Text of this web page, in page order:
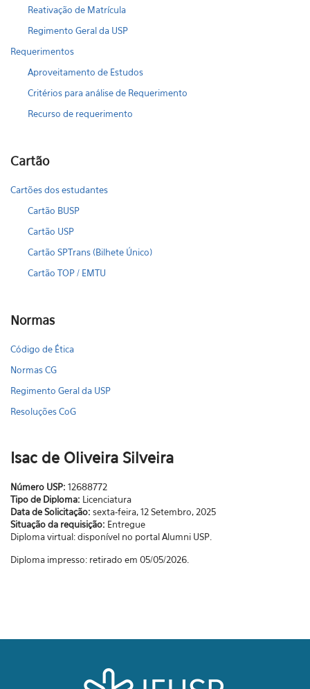
Reativação de Matrícula
Regimento Geral da USP
Requerimentos
Aproveitamento de Estudos
Critérios para análise de Requerimento
Recurso de requerimento
Cartão
Cartões dos estudantes
Cartão BUSP
Cartão USP
Cartão SPTrans (Bilhete Único)
Cartão TOP / EMTU
Normas
Código de Ética
Normas CG
Regimento Geral da USP
Resoluções CoG
Isac de Oliveira Silveira
Número USP: 12688772
Tipo de Diploma: Licenciatura
Data de Solicitação: sexta-feira, 12 Setembro, 2025
Situação da requisição: Entregue
Diploma virtual: disponível no portal Alumni USP.
Diploma impresso: retirado em 05/05/2026.